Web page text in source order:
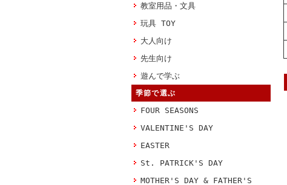
教室用品・文具
玩具 TOY
大人向け
先生向け
遊んで学ぶ
季節で選ぶ
FOUR SEASONS
VALENTINE'S DAY
EASTER
St. PATRICK'S DAY
MOTHER'S DAY & FATHER'S